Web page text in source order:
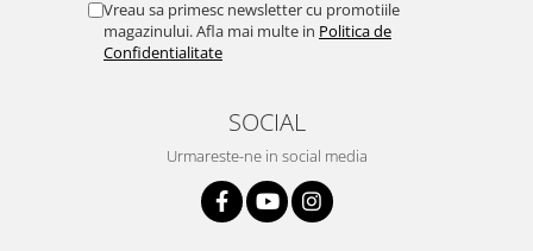
Accesorii console & PC
Birouri gaming
Vreau sa primesc newsletter cu promotiile
magazinului. Afla mai multe in Politica de
Confidentialitate
SOCIAL
Urmareste-ne in social media